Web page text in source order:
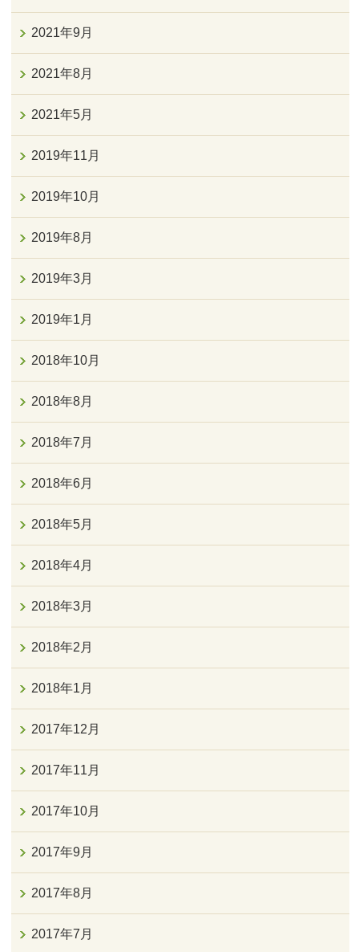
2021年9月
2021年8月
2021年5月
2019年11月
2019年10月
2019年8月
2019年3月
2019年1月
2018年10月
2018年8月
2018年7月
2018年6月
2018年5月
2018年4月
2018年3月
2018年2月
2018年1月
2017年12月
2017年11月
2017年10月
2017年9月
2017年8月
2017年7月